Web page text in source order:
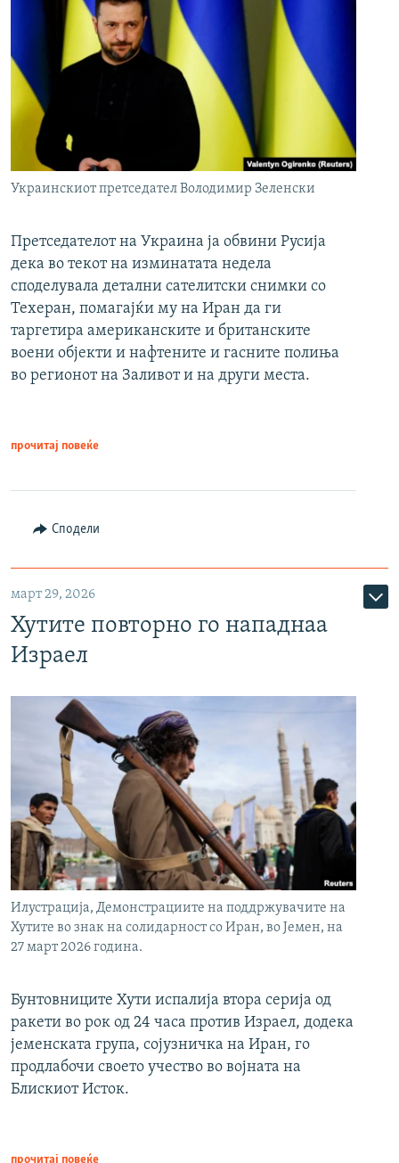
Украинскиот претседател Володимир Зеленски
Претседателот на Украина ја обвини Русија
дека во текот на изминатата недела
споделувала детални сателитски снимки со
Техеран, помагајќи му на Иран да ги
таргетира американските и британските
воени објекти и нафтените и гасните полиња
во регионот на Заливот и на други места.
прочитај повеќе
Сподели
март 29, 2026
Хутите повторно го нападнаа
Израел
Илустрација, Демонстрациите на поддржувачите на
Хутите во знак на солидарност со Иран, во Јемен, на
27 март 2026 година.
Бунтовниците Хути испалија втора серија од
ракети во рок од 24 часа против Израел, додека
јеменската група, сојузничка на Иран, го
продлабочи своето учество во војната на
Блискиот Исток.
прочитај повеќе